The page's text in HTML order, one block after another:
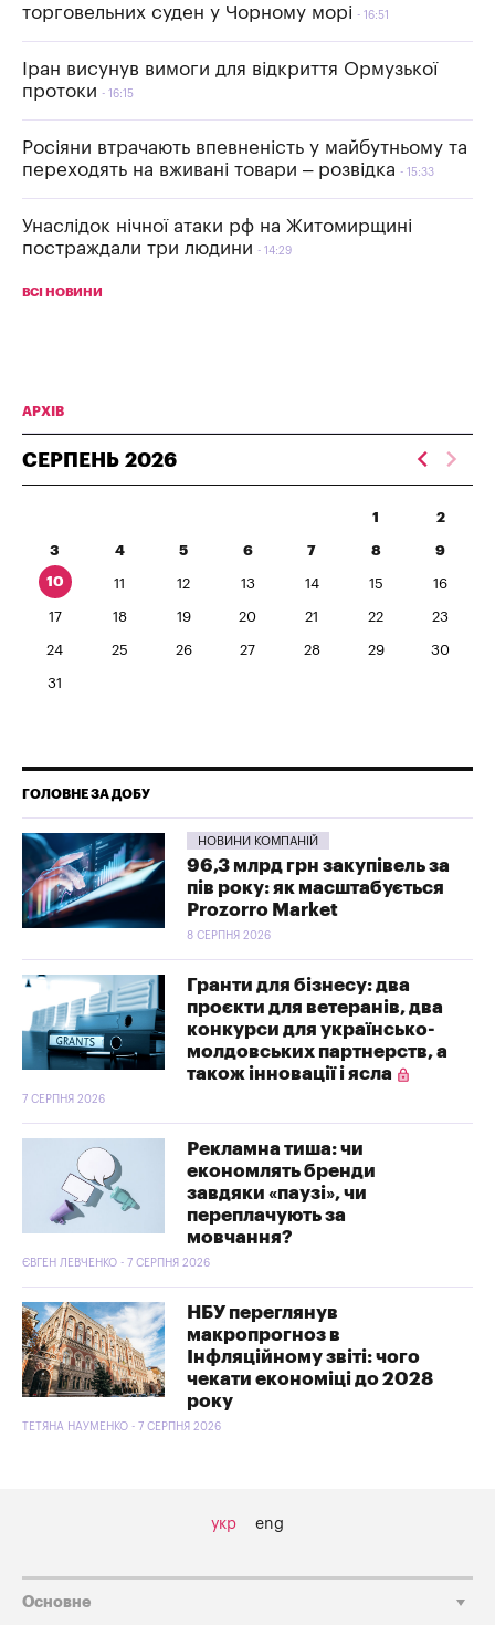
торговельних суден у Чорному морі
16:51
Іран висунув вимоги для відкриття Ормузької
протоки
16:15
Росіяни втрачають впевненість у майбутньому та
переходять на вживані товари – розвідка
15:33
Унаслідок нічної атаки рф на Житомирщині
постраждали три людини
14:29
ВСІ НОВИНИ
АРХІВ
СЕРПЕНЬ 2026
1 2
3 4 5 6 7 8 9
10 11 12 13 14 15 16
17 18 19 20 21 22 23
24 25 26 27 28 29 30
31
ГОЛОВНЕ ЗА ДОБУ
НОВИНИ КОМПАНІЙ
96,3 млрд грн закупівель за
пів року: як масштабується
Prozorro Market
8 СЕРПНЯ 2026
Гранти для бізнесу: два
проєкти для ветеранів, два
конкурси для українсько-
молдовських партнерств, а
також інновації і ясла
7 СЕРПНЯ 2026
Рекламна тиша: чи
економлять бренди
завдяки «паузі», чи
переплачують за
мовчання?
ЄВГЕН ЛЕВЧЕНКО - 7 СЕРПНЯ 2026
НБУ переглянув
макропрогноз в
Інфляційному звіті: чого
чекати економіці до 2028
року
ТЕТЯНА НАУМЕНКО - 7 СЕРПНЯ 2026
укр eng
Основне